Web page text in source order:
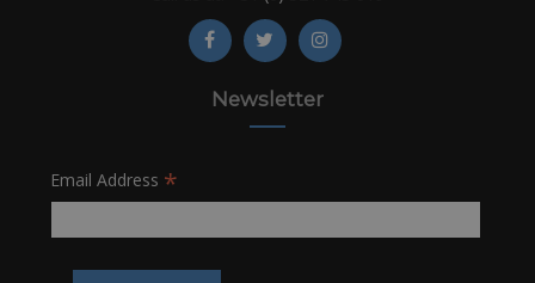
Newsletter
Email Address *